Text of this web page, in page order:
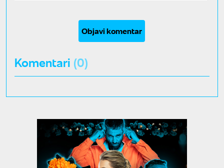
Objavi komentar
Komentari (0)